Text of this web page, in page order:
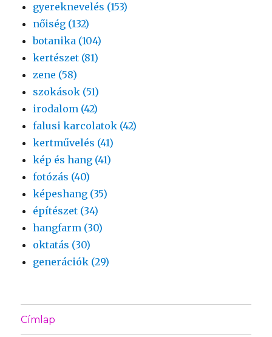
gyereknevelés (153)
nőiség (132)
botanika (104)
kertészet (81)
zene (58)
szokások (51)
irodalom (42)
falusi karcolatok (42)
kertművelés (41)
kép és hang (41)
fotózás (40)
képeshang (35)
építészet (34)
hangfarm (30)
oktatás (30)
generációk (29)
Címlap